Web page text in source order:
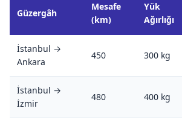
Güzergâh
Mesafe
(km)
Yük
Ağırlığı
İstanbul →
Ankara
450 300 kg
İstanbul →
İzmir
480 400 kg